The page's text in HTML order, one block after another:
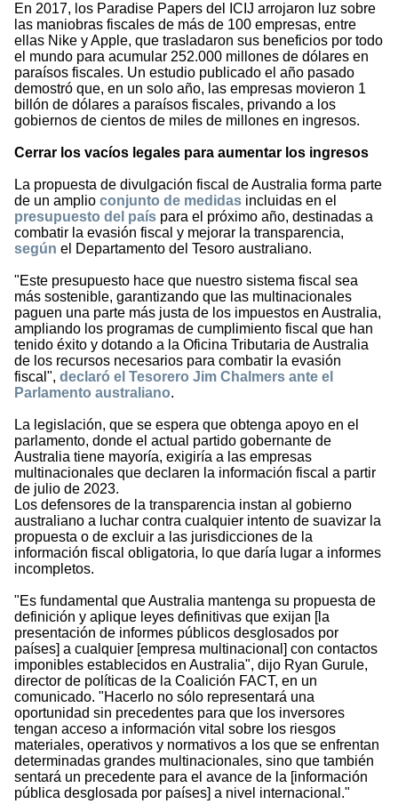
En 2017, los Paradise Papers del ICIJ arrojaron luz sobre
las maniobras fiscales de más de 100 empresas, entre
ellas Nike y Apple, que trasladaron sus beneficios por todo
el mundo para acumular 252.000 millones de dólares en
paraísos fiscales. Un estudio publicado el año pasado
demostró que, en un solo año, las empresas movieron 1
billón de dólares a paraísos fiscales, privando a los
gobiernos de cientos de miles de millones en ingresos.
Cerrar los vacíos legales para aumentar los ingresos
La propuesta de divulgación fiscal de Australia forma parte
de un amplio conjunto de medidas incluidas en el
presupuesto del país para el próximo año, destinadas a
combatir la evasión fiscal y mejorar la transparencia,
según el Departamento del Tesoro australiano.
"Este presupuesto hace que nuestro sistema fiscal sea
más sostenible, garantizando que las multinacionales
paguen una parte más justa de los impuestos en Australia,
ampliando los programas de cumplimiento fiscal que han
tenido éxito y dotando a la Oficina Tributaria de Australia
de los recursos necesarios para combatir la evasión
fiscal", declaró el Tesorero Jim Chalmers ante el
Parlamento australiano.
La legislación, que se espera que obtenga apoyo en el
parlamento, donde el actual partido gobernante de
Australia tiene mayoría, exigiría a las empresas
multinacionales que declaren la información fiscal a partir
de julio de 2023.
Los defensores de la transparencia instan al gobierno
australiano a luchar contra cualquier intento de suavizar la
propuesta o de excluir a las jurisdicciones de la
información fiscal obligatoria, lo que daría lugar a informes
incompletos.
"Es fundamental que Australia mantenga su propuesta de
definición y aplique leyes definitivas que exijan [la
presentación de informes públicos desglosados por
países] a cualquier [empresa multinacional] con contactos
imponibles establecidos en Australia", dijo Ryan Gurule,
director de políticas de la Coalición FACT, en un
comunicado. "Hacerlo no sólo representará una
oportunidad sin precedentes para que los inversores
tengan acceso a información vital sobre los riesgos
materiales, operativos y normativos a los que se enfrentan
determinadas grandes multinacionales, sino que también
sentará un precedente para el avance de la [información
pública desglosada por países] a nivel internacional."